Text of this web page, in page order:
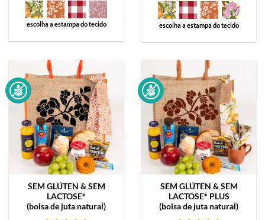
escolha a estampa do tecido escolha a estampa do tecido
SEM GLÚTEN & SEM
LACTOSE*
(bolsa de juta natural)
SEM GLÚTEN & SEM
LACTOSE* PLUS
(bolsa de juta natural)